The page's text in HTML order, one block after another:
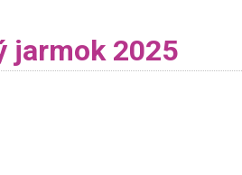
jarmok 2025